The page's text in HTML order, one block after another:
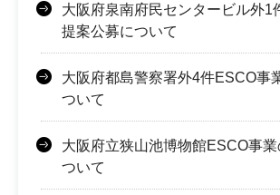
大阪府泉南府民センタービル外1
提案公募について
大阪府都島警察署外4件ESCO事
ついて
大阪府立狭山池博物館ESCO事
ついて